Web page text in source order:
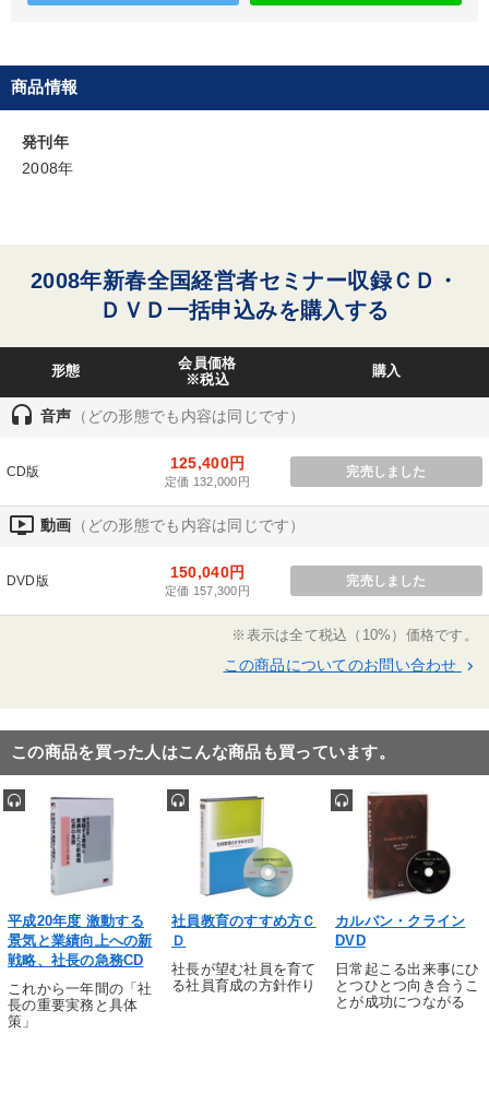
数字・税務・決算書
経営者のための《音声・動画で学ぶ》講演シリーズ
経営戦略・経営実務
井上和弘の財務力UP 【3月】音声・映像 148回夏季大会
リーダーの魅力向上 財務・数字力の向上
商品開発
local_offer タグから探す refresh 更新する
すべての音声・動画（全2076タイトル）からお探しいただけます
タグ・キーワード
リーダーシップ 地方企業の勝ち方 イノベーション
早分かり 創業者 新技術 ランチェスター戦略
商品情報
発刊年
2008年
2008年新春全国経営者セミナー収録ＣＤ・
ＤＶＤ一括申込みを購入する
形態
会員価格
※税込
購入
headset 音声 （どの形態でも内容は同じです）
CD版 125,400円
定価 132,000円
完売しました
ondemand_video 動画 （どの形態でも内容は同じです）
DVD版 150,040円
定価 157,300円
完売しました
※表示は全て税込（10%）価格です。
この商品についてのお問い合わせ keyboard_arrow_right
この商品を買った人はこんな商品も買っています。
平成20年度 激動する
景気と業績向上への新
戦略、社長の急務CD
これから一年間の「社
長の重要実務と具体
策」
社員教育のすすめ方Ｃ
Ｄ
社長が望む社員を育て
る社員育成の方針作り
カルバン・クライン
DVD
日常起こる出来事にひ
とつひとつ向き合うこ
とが成功につながる